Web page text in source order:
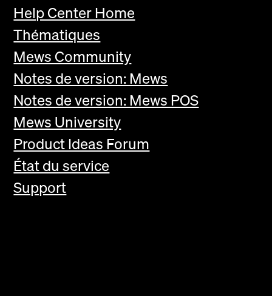
Help Center Home
Thématiques
Mews Community
Notes de version: Mews
Notes de version: Mews POS
Mews University
Product Ideas Forum
État du service
Support